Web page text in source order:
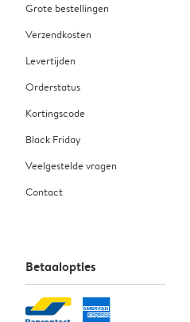
Grote bestellingen
Verzendkosten
Levertijden
Orderstatus
Kortingscode
Black Friday
Veelgestelde vragen
Contact
Betaalopties